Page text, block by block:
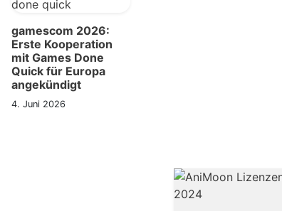
gamescom 2026:
Erste Kooperation
mit Games Done
Quick für Europa
angekündigt
4. Juni 2026